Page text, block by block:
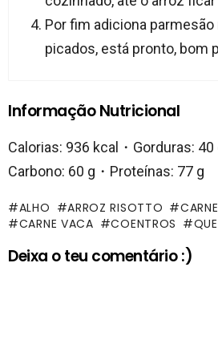
Por fim adiciona
picados, está pronto, bom
Informação Nutricional
Calorias: 936 kcal・Gorduras:
Carbono: 60 g・Proteínas: 77 g
ALHO ARROZ RISOTTO
CARNE VACA
COENTROS
Deixa o teu comentário :)